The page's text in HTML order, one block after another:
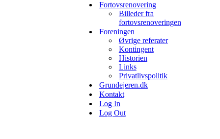
Fortovsrenovering
Billeder fra
fortovsrenoveringen
Foreningen
Øvrige referater
Kontingent
Historien
Links
Privatlivspolitik
Grundejeren.dk
Kontakt
Log In
Log Out